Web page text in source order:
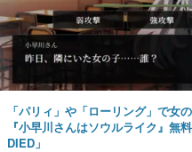
「パリィ」や「ローリング」で女
『小早川さんはソウルライク』無
DIED」